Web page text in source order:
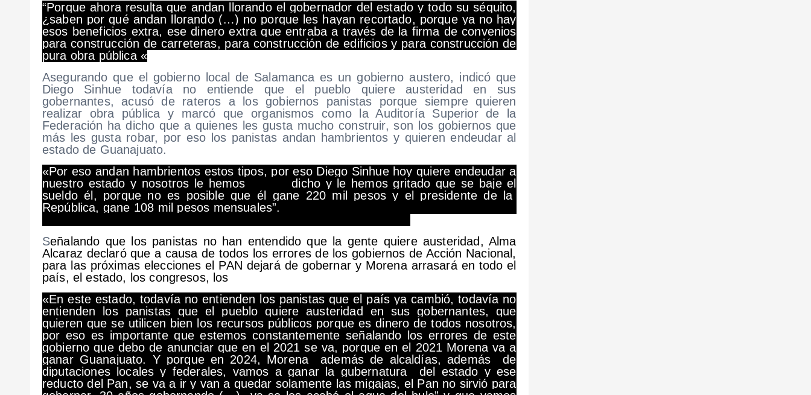
“Porque ahora resulta que andan llorando el gobernador del estado y todo su séquito,
¿saben por qué andan llorando (…) no porque les hayan recortado, porque ya no hay
esos beneficios extra, ese dinero extra que entraba a través de la firma de convenios
para construcción de carreteras, para construcción de edificios y para construcción de
pura obra pública «
Asegurando que el gobierno local de Salamanca es un gobierno austero, indicó que
Diego Sinhue todavía no entiende que el pueblo quiere austeridad en sus
gobernantes, acusó de rateros a los gobiernos panistas porque siempre quieren
realizar obra pública y marcó que organismos como la Auditoría Superior de la
Federación ha dicho que a quienes les gusta mucho construir, son los gobiernos que
más les gusta robar, por eso los panistas andan hambrientos y quieren endeudar al
estado de Guanajuato.
«Por eso andan hambrientos estos tipos, por eso Diego Sinhue hoy quiere endeudar a
nuestro estado y nosotros le hemos dicho y le hemos gritado que se baje el
sueldo él, porque no es posible que él gane 220 mil pesos y el presidente de la
República, gane 108 mil pesos mensuales”.
Señalando que los panistas no han entendido que la gente quiere austeridad, Alma
Alcaraz declaró que a causa de todos los errores de los gobiernos de Acción Nacional,
para las próximas elecciones el PAN dejará de gobernar y Morena arrasará en todo el
país, el estado, los congresos, los
«En este estado, todavía no entienden los panistas que el país ya cambió, todavía no
entienden los panistas que el pueblo quiere austeridad en sus gobernantes, que
quieren que se utilicen bien los recursos públicos porque es dinero de todos nosotros,
por eso es importante que estemos constantemente señalando los errores de este
gobierno que debo de anunciar que en el 2021 se va, porque en el 2021 Morena va a
ganar Guanajuato. Y porque en 2024, Morena además de alcaldías, además de
diputaciones locales y federales, vamos a ganar la gubernatura del estado y ese
reducto del Pan, se va a ir y van a quedar solamente las migajas, el Pan no sirvió para